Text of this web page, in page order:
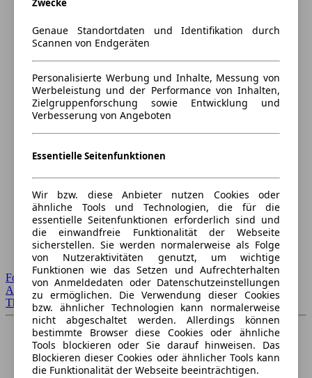
Zwecke
Genaue Standortdaten und Identifikation durch
Scannen von Endgeräten
Personalisierte Werbung und Inhalte, Messung von
Werbeleistung und der Performance von Inhalten,
Zielgruppenforschung sowie Entwicklung und
Verbesserung von Angeboten
Essentielle Seitenfunktionen
Wir bzw. diese Anbieter nutzen Cookies oder
ähnliche Tools und Technologien, die für die
essentielle Seitenfunktionen erforderlich sind und
die einwandfreie Funktionalität der Webseite
sicherstellen. Sie werden normalerweise als Folge
von Nutzeraktivitäten genutzt, um wichtige
Funktionen wie das Setzen und Aufrechterhalten
von Anmeldedaten oder Datenschutzeinstellungen
zu ermöglichen. Die Verwendung dieser Cookies
bzw. ähnlicher Technologien kann normalerweise
nicht abgeschaltet werden. Allerdings können
bestimmte Browser diese Cookies oder ähnliche
Tools blockieren oder Sie darauf hinweisen. Das
Blockieren dieser Cookies oder ähnlicher Tools kann
die Funktionalität der Webseite beeinträchtigen.
Forum Startseite
Alle Auto-Foren
Themen-Forum